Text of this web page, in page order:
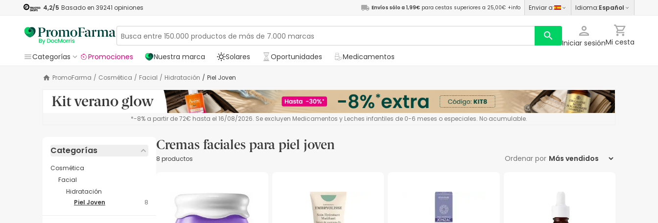
4,2/5 Basado en 39241 opiniones Envíos sólo a 1,99€ para cestas superiores a 25,00€ +info Enviar a: Idioma:Español
Iniciar sesiónMi cesta
Categorías
Promociones Nuestra marca Solares Oportunidades Medicamentos
PromoFarma / Cosmética / Facial / Hidratación / Piel Joven
*-8% a partir de 72€ hasta el 16/08/2026. Se excluyen Medicamentos y Leches infantiles de 0-6 meses o especiales. No acumulable.
Categorías
Cosmética
Facial
Hidratación
Piel Joven
8
Cremas faciales para piel joven
8 productos Ordenar por